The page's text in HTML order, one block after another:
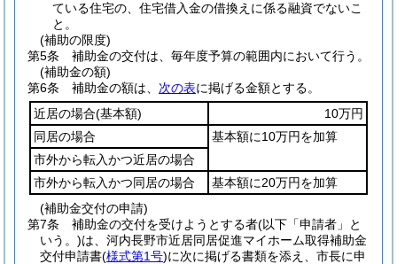
ている住宅の、住宅借入金の借換えに係る融資でないこ
と。
(補助の限度)
第5条
補助金の交付は、毎年度予算の範囲内において行う。
(補助金の額)
第6条
補助金の額は、 次の表に掲げる金額とする。
近居の場合(基本額)
10万円
同居の場合
基本額に10万円を加算
市外から転入かつ近居の場合
市外から転入かつ同居の場合
基本額に20万円を加算
(補助金交付の申請)
第7条
補助金の交付を受けようとする者(以下「申請者」と
いう。)は、河内長野市近居同居促進マイホーム取得補助金
交付申請書(様式第1号)に次に掲げる書類を添え、市長に申